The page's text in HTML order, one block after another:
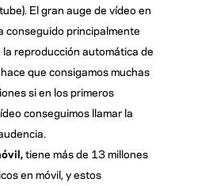
El gran auge de vídeo en
conseguido principalmente
la reproducción automática de
que consigamos muchas
si en los primeros
conseguimos llamar la
tiene más de 13 millones
en móvil, y estos